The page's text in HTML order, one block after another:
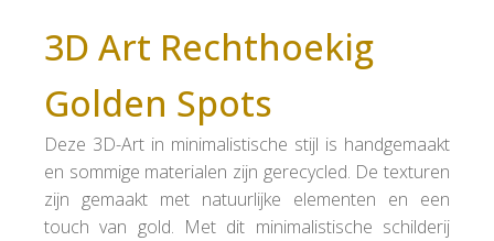
3D Art Rechthoekig
Golden Spots
Deze 3D-Art in minimalistische stijl is handgemaakt
en sommige materialen zijn gerecycled. De texturen
zijn gemaakt met natuurlijke elementen en een
touch van gold. Met dit minimalistische schilderij